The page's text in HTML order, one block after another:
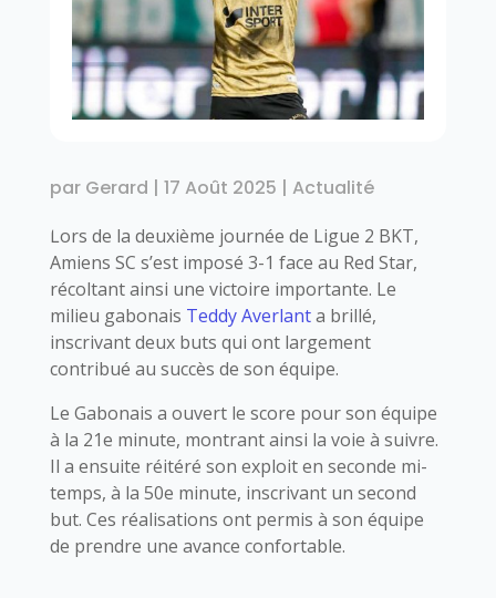
par Gerard | 17 Août 2025 | Actualité
Lors de la deuxième journée de Ligue 2 BKT,
Amiens SC s’est imposé 3-1 face au Red Star,
récoltant ainsi une victoire importante. Le
milieu gabonais Teddy Averlanta brillé,
inscrivant deux buts qui ont largement
contribué au succès de son équipe.
Le Gabonais a ouvert le score pour son équipe
à la 21e minute, montrant ainsi la voie à suivre.
Il a ensuite réitéré son exploit en seconde mi-
temps, à la 50e minute, inscrivant un second
but. Ces réalisations ont permis à son équipe
de prendre une avance confortable.